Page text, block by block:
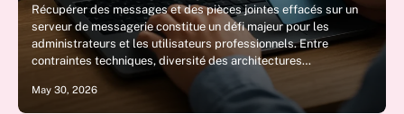
Récupérer des messages et des pièces jointes effacés sur un
serveur de messagerie constitue un défi majeur pour les
administrateurs et les utilisateurs professionnels. Entre
contraintes techniques, diversité des architectures…
May 30, 2026